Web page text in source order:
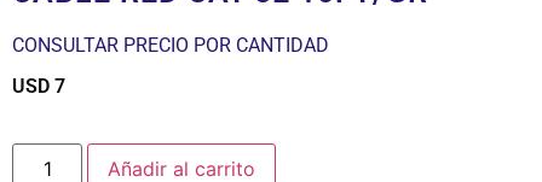
CONSULTAR PRECIO POR CANTIDAD
USD 7
Añadir al carrito